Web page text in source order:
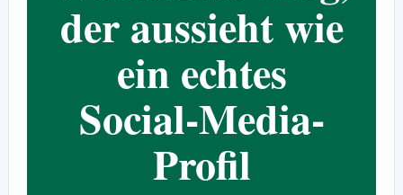
der aussieht wie
ein echtes
Social-Media-
Profil